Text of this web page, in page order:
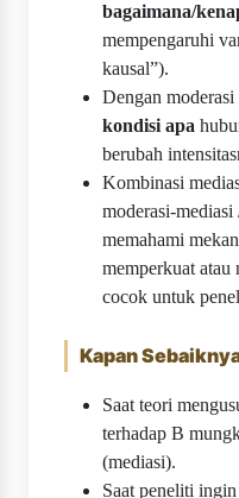
bagaimana/
mempengaruhi
kausal”).
Dengan
kondisi apa
berubah
Kombinasi
moderasi-
memahami
memperkuat atau
cocok untuk
Kapan
Saat teori
terhadap B
(mediasi).
Saat peneliti